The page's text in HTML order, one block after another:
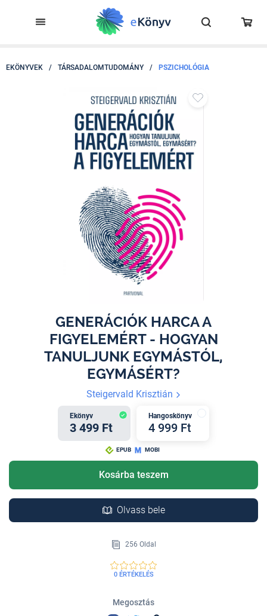
EKÖNYVEK / TÁRSADALOMTUDOMÁNY / PSZICHOLÓGIA
GENERÁCIÓK HARCA A
FIGYELEMÉRT - HOGYAN
TANULJUNK EGYMÁSTÓL,
EGYMÁSÉRT?
Steigervald Krisztián
Ekönyv
3 499 Ft
Hangoskönyv
4 999 Ft
EPUB MOBI
Kosárba teszem
Olvass bele
256 Oldal
0 ÉRTÉKELÉS
Megosztás